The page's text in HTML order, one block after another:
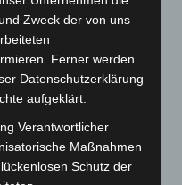
damit
Kundenbedarfe
Direkt
einer Direktbank
Nähe und die
und Kunden
Beratungsperson und
Zweck der von uns
Ferner werden
Datenschutzerklärung
aufgeklärt.
Verantwortlicher
Maßnahmen
Schutz der